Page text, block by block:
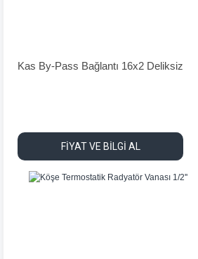
Kas By-Pass Bağlantı 16x2 Deliksiz
FİYAT VE BİLGİ AL